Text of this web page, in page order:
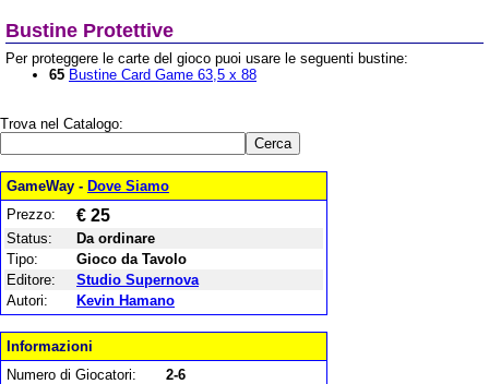
Bustine Protettive
Per proteggere le carte del gioco puoi usare le seguenti bustine:
65 Bustine Card Game 63,5 x 88
Trova nel Catalogo:
GameWay - Dove Siamo
Prezzo:
€ 25
Status:
Da ordinare
Tipo:
Gioco da Tavolo
Editore:
Studio Supernova
Autori:
Kevin Hamano
Informazioni
Numero di Giocatori:
2-6